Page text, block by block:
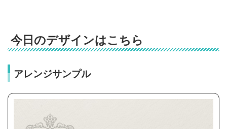
今日のデザインはこちら
アレンジサンプル